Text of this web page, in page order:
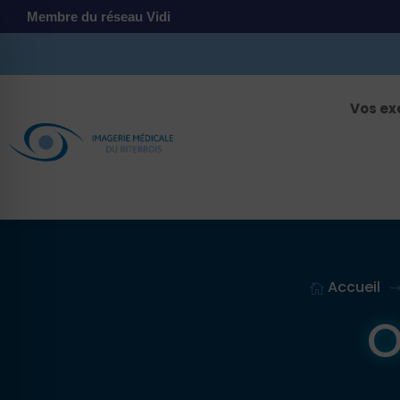
Membre du réseau Vidi
Vos
 Accueil $